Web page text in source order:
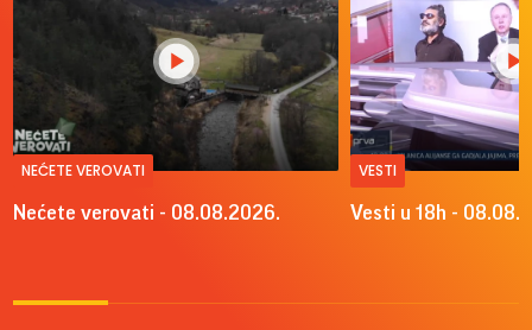
NEĆETE VEROVATI
Nećete verovati - 08.08.2026.
VESTI
Vesti u 18h -